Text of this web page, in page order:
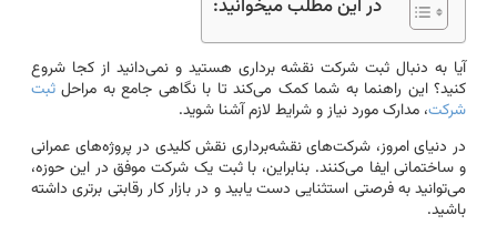
در این مطلب میخوانید:
آیا به دنبال ثبت شرکت نقشه برداری هستید و نمی‌دانید از کجا شروع
کنید؟ این راهنما به شما کمک می‌کند تا با نگاهی جامع به مراحل ثبت
شرکت، مدارک مورد نیاز و شرایط لازم آشنا شوید.
در دنیای امروز، شرکت‌های نقشه‌برداری نقش کلیدی در پروژه‌های عمرانی
و ساختمانی ایفا می‌کنند. بنابراین، با ثبت یک شرکت موفق در این حوزه،
می‌توانید به فرصتی استثنایی دست یابید و در بازار کار رقابتی برتری داشته
باشید.